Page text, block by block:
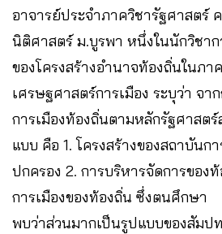
อาจารย์ประจำภาควิชารัฐศาสตร์
นิติศาสตร์ ม.บูรพา หนึ่งในนักวิชา
ของโครงสร้างอำนาจท้องถิ่นในภา
เศรษฐศาสตร์การเมือง ระบุว่า​ จา
การเมืองท้องถิ่นตามหลักรัฐศาสต
แบบ คือ​ 1. โครงสร้างของสถาบันก
ปกครอง​ 2. การบริหารจัดการของ
การเมืองของท้องถิ่น​ ซึ่งตนศึกษา
พบว่าส่วนมากเป็นรูปแบบของสัมป